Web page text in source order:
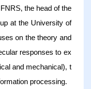
the head of the
at the University of
on the theory and
responses to ex
and mechanical), t
processing.